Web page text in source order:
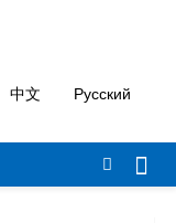
中文 Русский